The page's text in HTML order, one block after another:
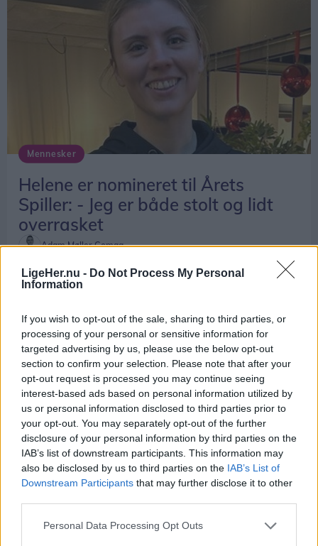
LigeHer.nu - Do Not Process My Personal
Information
If you wish to opt-out of the sale, sharing to third parties, or
processing of your personal or sensitive information for
targeted advertising by us, please use the below opt-out
section to confirm your selection. Please note that after your
opt-out request is processed you may continue seeing
interest-based ads based on personal information utilized by
us or personal information disclosed to third parties prior to
your opt-out. You may separately opt-out of the further
disclosure of your personal information by third parties on the
IAB’s list of downstream participants. This information may
also be disclosed by us to third parties on the IAB’s List of
Downstream Participants that may further disclose it to other
Personal Data Processing Opt Outs
Mennesker
Helene er nomineret til Årets
Spiller: - Jeg er både stolt og lidt
overrasket
Adam Møller Gomaa
Shopping
Trods positiv udvikling: